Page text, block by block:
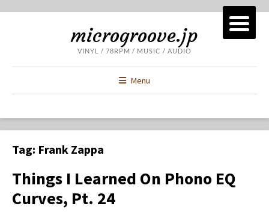
microgroove.jp
VINYL / 78RPM / MUSIC / AUDIO
Menu
Tag: Frank Zappa
Things I Learned On Phono EQ
Curves, Pt. 24